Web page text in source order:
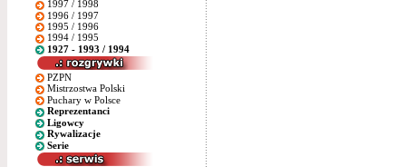
1997 / 1998
1996 / 1997
1995 / 1996
1994 / 1995
1927 - 1993 / 1994
PZPN
Mistrzostwa Polski
Puchary w Polsce
Reprezentanci
Ligowcy
Rywalizacje
Serie